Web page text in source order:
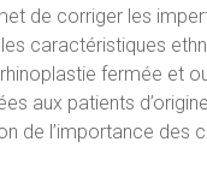
de corriger les
caractéristiques
fermée et
aux patients
de l’importance des